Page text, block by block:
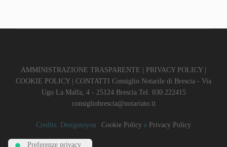
AMMINISTRAZIONE TRASPARENTE | PRIVACY POLICY|
COOKIE POLICY| CONTATTI Consiglio Notarile di Brescia - Via
Ugo La Malfa, 4 - 25124 Brescia Tel. 030.222415
consigliobrescia@notariato.it
Credits: Designtoyou Cookie Policy e Privacy Policy